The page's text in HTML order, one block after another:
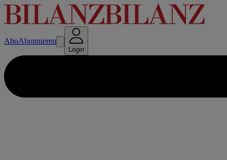
AboAbonnieren
Login